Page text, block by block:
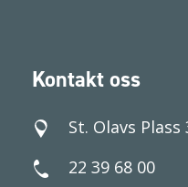
Kontakt oss
St. Olavs Plass
22 39 68 00